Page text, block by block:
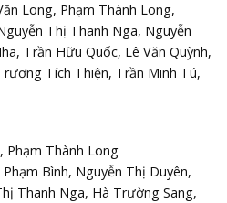
Long, Phạm Thành Long,
Thị Thanh Nga, Nguyễn
Trần Hữu Quốc, Lê Văn Quỳnh,
Tích Thiện, Trần Minh Tú,
Phạm Thành Long
Bình, Nguyễn Thị Duyên,
Thanh Nga, Hà Trường Sang,